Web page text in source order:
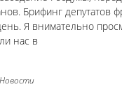
Брифинг
Я внимательно
нас в
Новости